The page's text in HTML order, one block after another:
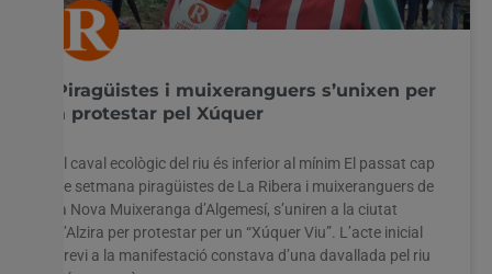
Piragüistes i muixeranguers s’unixen per
a protestar pel Xúquer
El caval ecològic del riu és inferior al mínim El passat cap
de setmana piragüistes de La Ribera i muixeranguers de
la Nova Muixeranga d’Algemesí, s’uniren a la ciutat
d’Alzira per protestar per un “Xúquer Viu”. L’acte inicial
previ a la manifestació constava d’una davallada pel riu
Utilitzem cookies al nostre lloc web per oferir-vos
l'experiència més rellevant recordant les vostres preferències
i visites repetides. En fer clic a "Acceptar-ho tot", accepteu
l'ús de TOTES les cookies. Tanmateix, podeu visitar